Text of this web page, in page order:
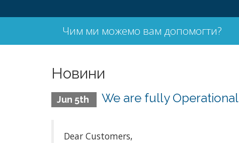
Чим ми можемо вам допомогти?
Новини
Jun 5th We are fully Operational
Dear Customers,